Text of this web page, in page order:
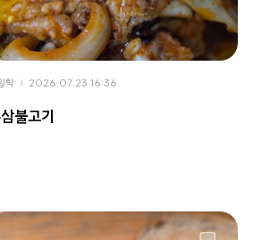
락 2026.07.23 16:36
불고기